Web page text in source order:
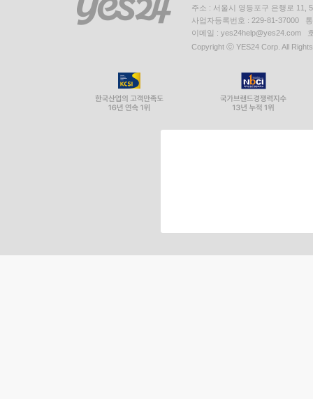
주소 : 서울시 영등포구 은행로 11,
사업자등록번호 : 229-81-37000
이메일 : yes24help@yes24.com
Copyright ⓒ YES24 Corp. All